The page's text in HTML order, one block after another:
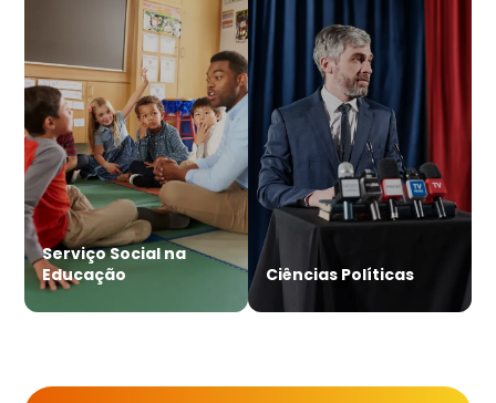
Serviço Social na
Educação
Ciências Políticas